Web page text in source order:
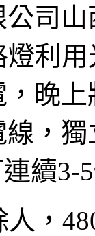
司
利
晚
，
續3-
人，